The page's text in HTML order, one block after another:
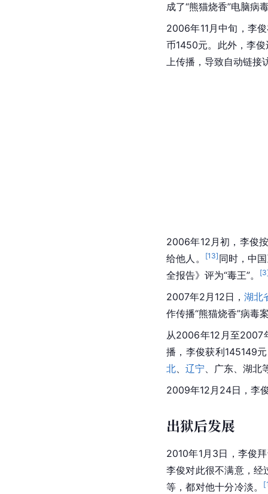
成了“熊猫烧香”电脑病
2006年11月中旬，李
币1450元。此外，李
上传播，导致自动链接
2006年12月初， 李俊
给他人。
[13] 同时，中
全报告》评为“毒王”。
[3
2007年2月12日，湖北
作传播“熊猫烧香”病毒
从2006年12月至2007
播，李俊获利145149
北、 辽宁、广东、湖北
2009年12月24日，李
出狱后发展
2010年1月3日，李俊
李俊对此很不满意，
等，都对他十分冷淡。
[